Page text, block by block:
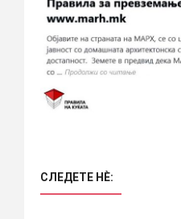
СЛЕДЕТЕ НÈ: